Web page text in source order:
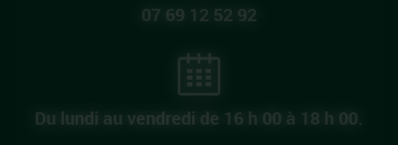
07 69 12 52 92
Du lundi au vendredi de 16 h 00 à 18 h 00.